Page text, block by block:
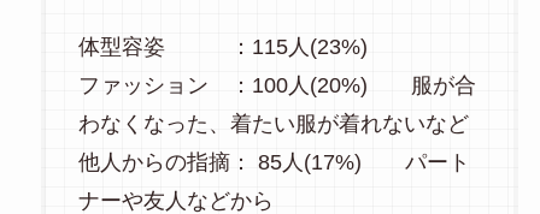
体型容姿 ：115人(23%)
ファッション ：100人(20%) 服が合
わなくなった、着たい服が着れないなど
他人からの指摘： 85人(17%) パート
ナーや友人などから